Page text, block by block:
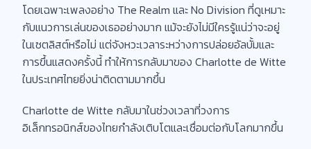
โดยเฉพาะเพลงอย่าง The Realm และ No Division ที่ดูเหมาะ
กับแนวการเล่นของเธออย่างมาก แม้จะยังไม่มีใครรู้แน่ว่าจะอยู่
ในเซตลิสต์หรือไม่ แต่จังหวะเวลาระหว่างการปล่อยอัลบั้มและ
การขึ้นแสดงครั้งนี้ ทำให้การกลับมาของ Charlotte de Witte
ในประเทศไทยยิ่งน่าติดตามมากขึ้น
Charlotte de Witte กลับมาในช่วงเวลาที่วงการ
อิเล็กทรอนิกส์ของไทยกำลังเติบโตและเชื่อมต่อกับโลกมากขึ้น